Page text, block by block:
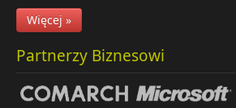
Więcej »
Partnerzy Biznesowi